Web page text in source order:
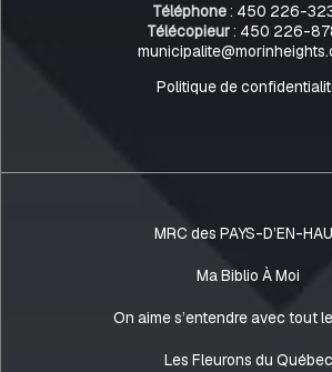
Téléphone: 450 226-
Télécopieur: 450 226-
Politique de
MRC des PAYS-D’EN-
Ma Biblio À Moi
On aime s’entendre avec tout
Les Fleurons du Québec